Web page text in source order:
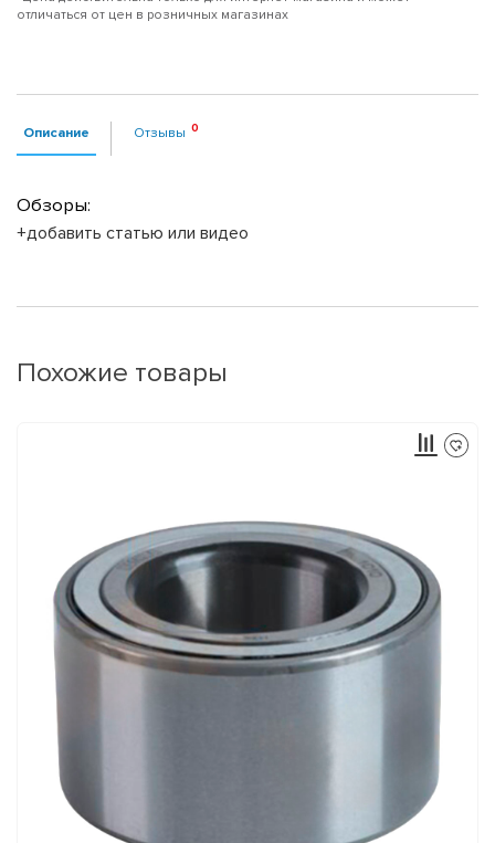
отличаться от цен в розничных магазинах
Описание Отзывы
Обзоры:
+добавить статью или видео
Похожие товары